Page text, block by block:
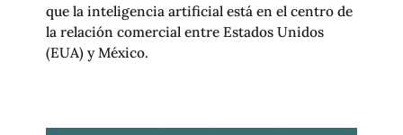
que la inteligencia artificial está en el centro de
la relación comercial entre Estados Unidos
(EUA) y México.